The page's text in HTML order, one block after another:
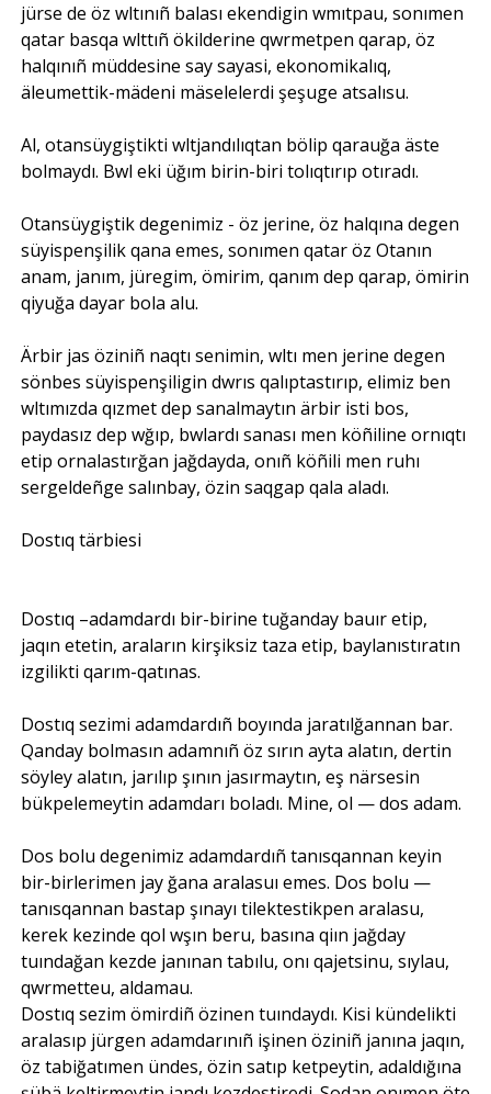
jürse de öz wltınıñ balası ekendigin wmıtpau, sonımen
qatar basqa wlttıñ ökilderine qwrmetpen qarap, öz
halqınıñ müddesine say sayasi, ekonomikalıq,
äleumettik-mädeni mäselelerdi şeşuge atsalısu.
Al, otansüygiştikti wltjandılıqtan bölip qarauğa äste
bolmaydı. Bwl eki üğım birin-biri tolıqtırıp otıradı.
Otansüygiştik degenimiz - öz jerine, öz halqına degen
süyispenşilik qana emes, sonımen qatar öz Otanın
anam, janım, jüregim, ömirim, qanım dep qarap, ömirin
qiyuğa dayar bola alu.
Ärbir jas öziniñ naqtı senimin, wltı men jerine degen
sönbes süyispenşiligin dwrıs qalıptastırıp, elimiz ben
wltımızda qızmet dep sanalmaytın ärbir isti bos,
paydasız dep wğıp, bwlardı sanası men köñiline ornıqtı
etip ornalastırğan jağdayda, onıñ köñili men ruhı
sergeldeñge salınbay, özin saqgap qala aladı.
Dostıq tärbiesi
Dostıq –adamdardı bir-birine tuğanday bauır etip,
jaqın etetin, araların kirşiksiz taza etip, baylanıstıratın
izgilikti qarım-qatınas.
Dostıq sezimi adamdardıñ boyında jaratılğannan bar.
Qanday bolmasın adamnıñ öz sırın ayta alatın, dertin
söyley alatın, jarılıp şının jasırmaytın, eş närsesin
bükpelemeytin adamdarı boladı. Mine, ol — dos adam.
Dos bolu degenimiz adamdardıñ tanısqannan keyin
bir-birlerimen jay ğana aralasuı emes. Dos bolu —
tanısqannan bastap şınayı tilektestikpen aralasu,
kerek kezinde qol wşın beru, basına qiın jağday
tuındağan kezde janınan tabılu, onı qajetsinu, sıylau,
qwrmetteu, aldamau.
Dostıq sezim ömirdiñ özinen tuındaydı. Kisi kündelikti
aralasıp jürgen adamdarınıñ işinen öziniñ janına jaqın,
öz tabiğatımen ündes, özin satıp ketpeytin, adaldığına